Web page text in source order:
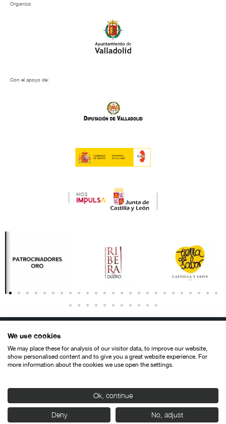
Organiza:
Con el apoyo de:
© SEMINCI – Semana Internacional de Cine de Valladolid International
Todos los derechos reservados
We use cookies
We may place these for analysis of our visitor data, to improve our website,
show personalised content and to give you a great website experience. For
more information about the cookies we use open the settings.
Ok, continue
Deny No, adjust